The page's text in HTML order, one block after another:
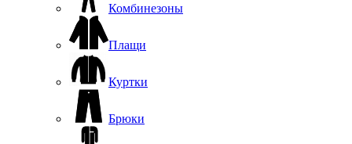
Комбинезоны
Плащи
Куртки
Брюки